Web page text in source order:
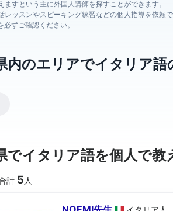
すという主に外国人講師を探すことができます。
ッスンやスピーキング練習などの個人指導を依頼で
必ずご確認ください。
内のエリアでイタリア語
でイタリア語を個人で教
計 5 人